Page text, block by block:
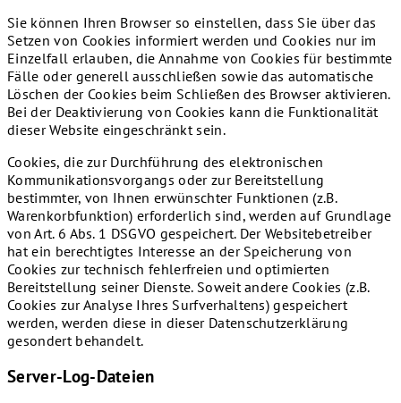
Sie können Ihren Browser so einstellen, dass Sie über das
Setzen von Cookies informiert werden und Cookies nur im
Einzelfall erlauben, die Annahme von Cookies für bestimmte
Fälle oder generell ausschließen sowie das automatische
Löschen der Cookies beim Schließen des Browser aktivieren.
Bei der Deaktivierung von Cookies kann die Funktionalität
dieser Website eingeschränkt sein.
Cookies, die zur Durchführung des elektronischen
Kommunikationsvorgangs oder zur Bereitstellung
bestimmter, von Ihnen erwünschter Funktionen (z.B.
Warenkorbfunktion) erforderlich sind, werden auf Grundlage
von Art. 6 Abs. 1 DSGVO gespeichert. Der Websitebetreiber
hat ein berechtigtes Interesse an der Speicherung von
Cookies zur technisch fehlerfreien und optimierten
Bereitstellung seiner Dienste. Soweit andere Cookies (z.B.
Cookies zur Analyse Ihres Surfverhaltens) gespeichert
werden, werden diese in dieser Datenschutzerklärung
gesondert behandelt.
Server-Log-Dateien